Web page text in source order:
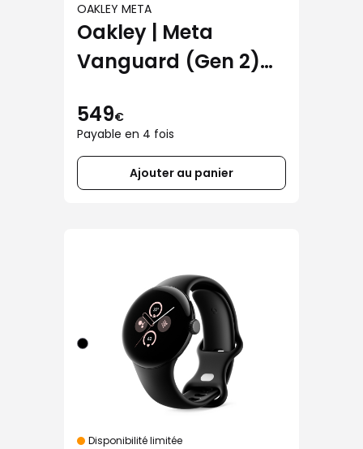
OAKLEY META
Oakley | Meta
Vanguard (Gen 2)
Prizm™ 24K
549€
Payable en 4 fois
Ajouter au panier
Disponibilité limitée